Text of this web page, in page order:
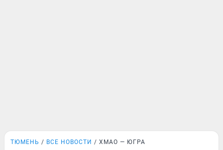
ТЮМЕНЬ ВСЕ НОВОСТИ ХМАО — ЮГРА